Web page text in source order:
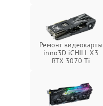
Ремонт видеокарты
inno3D iCHILL X3
RTX 3070 Ti